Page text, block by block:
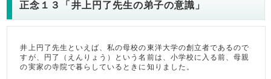
正念１３「井上円了先生の弟子の意識」
井上円了先生といえば、私の母校の東洋大学の創立者であるので
すが、円了（えんりょう）という名前は、小学校に入る前、母親
の実家の寺院で暮らしているときに知りました。